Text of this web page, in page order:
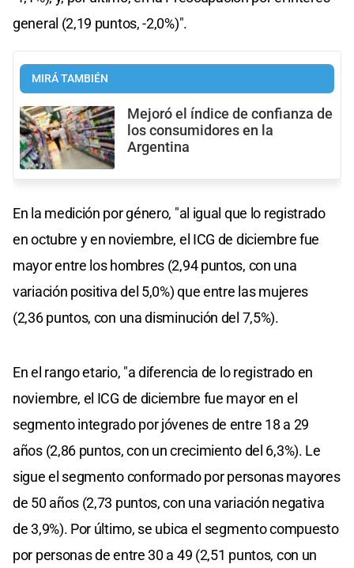
general (2,19 puntos, -2,0%)".
MIRÁ TAMBIÉN
Mejoró el índice de confianza de
los consumidores en la
Argentina
En la medición por género, "al igual que lo registrado
en octubre y en noviembre, el ICG de diciembre fue
mayor entre los hombres (2,94 puntos, con una
variación positiva del 5,0%) que entre las mujeres
(2,36 puntos, con una disminución del 7,5%).
En el rango etario, "a diferencia de lo registrado en
noviembre, el ICG de diciembre fue mayor en el
segmento integrado por jóvenes de entre 18 a 29
años (2,86 puntos, con un crecimiento del 6,3%). Le
sigue el segmento conformado por personas mayores
de 50 años (2,73 puntos, con una variación negativa
de 3,9%). Por último, se ubica el segmento compuesto
por personas de entre 30 a 49 (2,51 puntos, con un